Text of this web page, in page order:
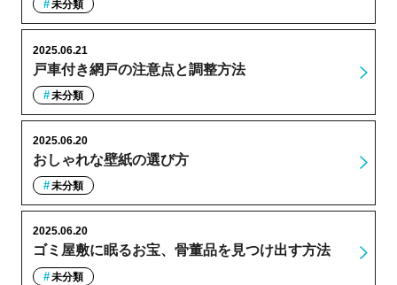
未分類
戸車付き網戸の注意点と調整方法
2025.06.21
未分類
おしゃれな壁紙の選び方
2025.06.20
未分類
ゴミ屋敷に眠るお宝、骨董品を見つけ出す方法
2025.06.20
未分類